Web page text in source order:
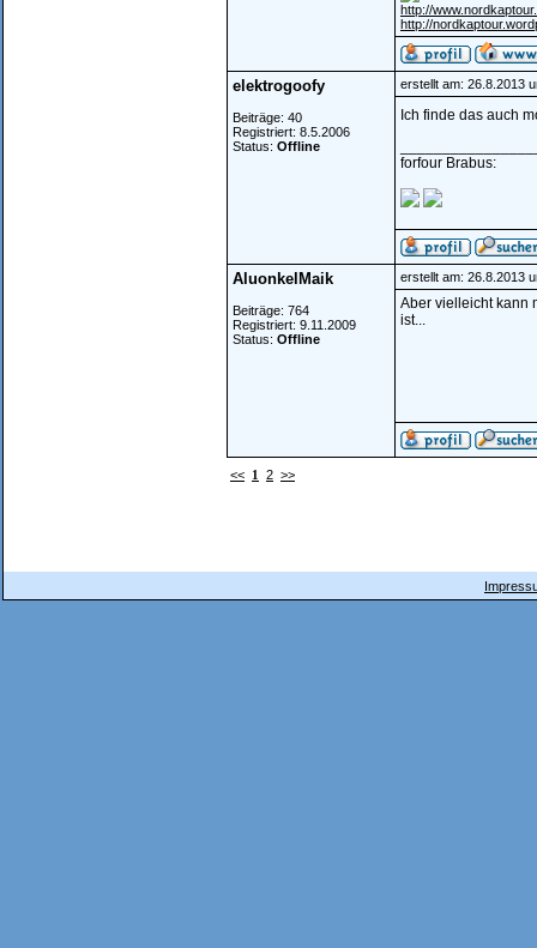
http://
http://
elektrogoofy
Beiträge: 40
Registriert: 8.5.2006
Status: Offline
erstellt am: 26.8.2013
Ich finde das auch
forfour Brabus:
AluonkelMaik
Beiträge: 764
Registriert: 9.11.2009
Status: Offline
erstellt am: 26.8.2013
Aber vielleicht kann
ist...
<< 1 2 >>